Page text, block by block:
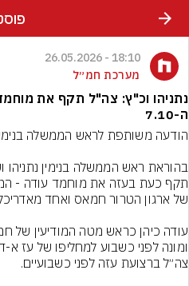
18:10 - 26.05.2026
מערכת חמ״ל
נתניהו וכ"ץ: צה"ל תקף את
ה-7.10